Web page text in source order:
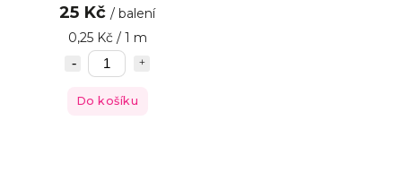
25 Kč / balení
0,25 Kč / 1 m
Do košíku